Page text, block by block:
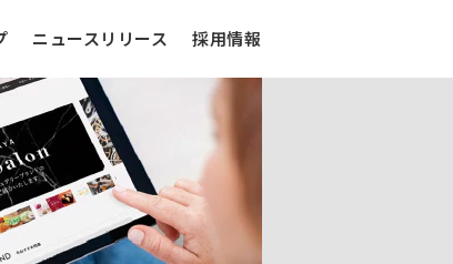
ニュースリリース 採用情報